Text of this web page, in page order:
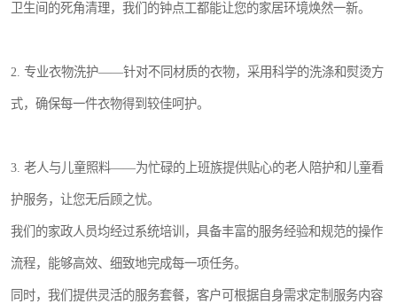
卫生间的死角清理，我们的钟点工都能让您的家居环境焕然一新。
2. 专业衣物洗护——针对不同材质的衣物，采用科学的洗涤和熨烫方
式，确保每一件衣物得到较佳呵护。
3. 老人与儿童照料——为忙碌的上班族提供贴心的老人陪护和儿童看
护服务，让您无后顾之忧。
我们的家政人员均经过系统培训，具备丰富的服务经验和规范的操作
流程，能够高效、细致地完成每一项任务。
同时，我们提供灵活的服务套餐，客户可根据自身需求定制服务内容